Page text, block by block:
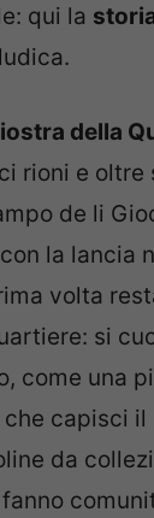
qui la
della
rioni e oltre
de li
la lancia
volta
si
come una
che capisci
da